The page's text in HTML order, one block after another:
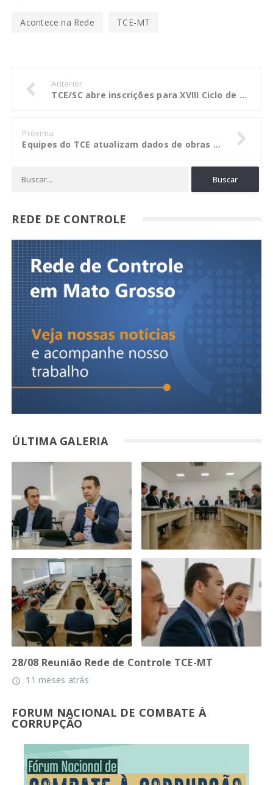
Acontece na Rede TCE-MT
Anterior
TCE/SC abre inscrições para XVIII Ciclo de Estudos da Administração Municipal
Próxima
Equipes do TCE atualizam dados de obras e serviços de engenharia dos municípios paraibanos
REDE DE CONTROLE
ÚLTIMA GALERIA
28/08 Reunião Rede de Controle TCE-MT
access_time 11 meses atrás
FORUM NACIONAL DE COMBATE À
CORRUPÇÃO